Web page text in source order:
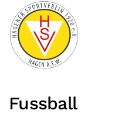
Zum Hauptinhalt
Fussball